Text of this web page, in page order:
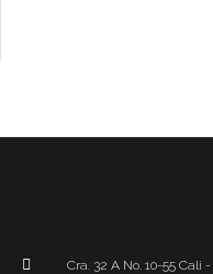
Cra. 32 A No. 10-55 Cali